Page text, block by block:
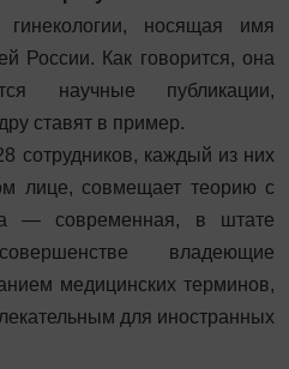
носящая имя
России. Как говорится, она
научные публикации,
ставят в пример.
сотрудников, каждый из них
лице, совмещает теорию с
— современная, в штате
владеющие
медицинских терминов,
для иностранных